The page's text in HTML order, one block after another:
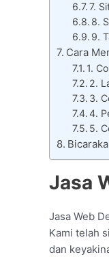
7.
8.
9.
Cara
1.
2.
3.
4.
5.
Jasa
Jasa Web
Kami telah
dan